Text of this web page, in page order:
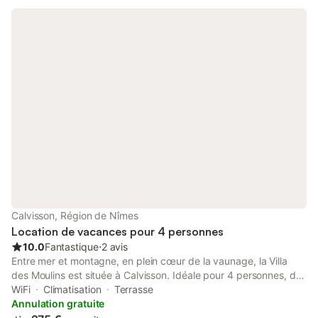
Calvisson, Région de Nîmes
Location de vacances pour 4 personnes
10.0Fantastique⋅2 avis
Entre mer et montagne, en plein cœur de la vaunage, la Villa
des Moulins est située à Calvisson. Idéale pour 4 personnes, de
plain-pied, exposée côté sud avec piscine, jardin et jacuzzi
chauffé… tout a été pensé au mieux pour passer de belles
WiFi Climatisation
Terrasse
Annulation gratuite